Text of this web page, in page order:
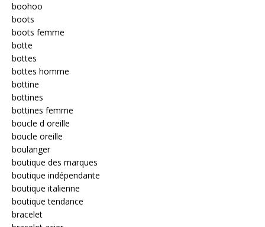
boohoo
boots
boots femme
botte
bottes
bottes homme
bottine
bottines
bottines femme
boucle d oreille
boucle oreille
boulanger
boutique des marques
boutique indépendante
boutique italienne
boutique tendance
bracelet